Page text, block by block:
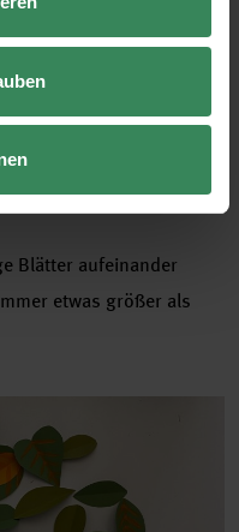
Blätter aufeinander
etwas größer als